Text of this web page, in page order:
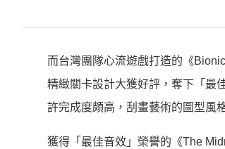
而台灣團隊心流遊戲打造的《
精緻關卡設計大獲好評，奪下「最
許完成度頗高，刮畫藝術的圖型風
獲得「最佳音效」榮譽的《The